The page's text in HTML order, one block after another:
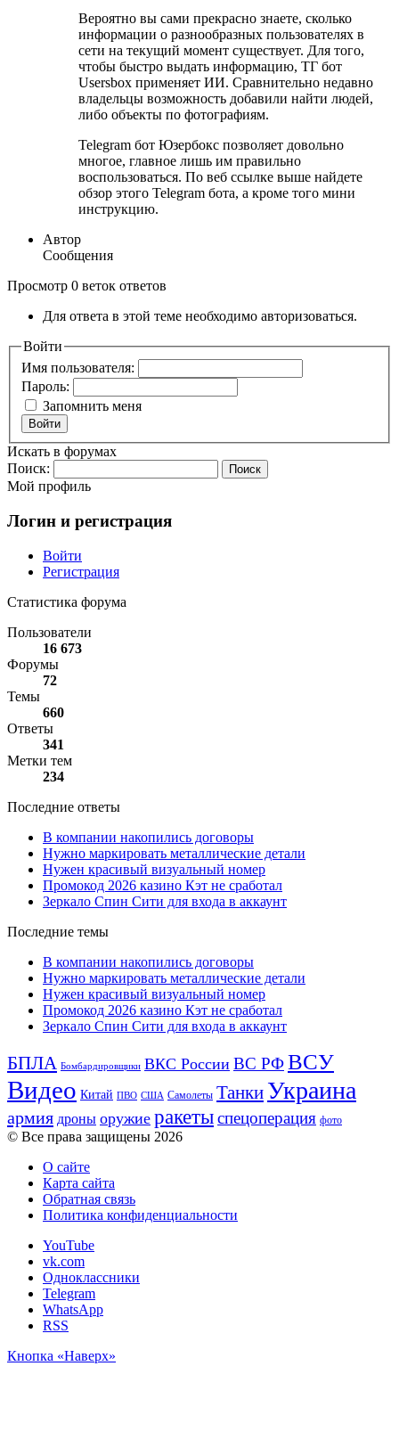
Вероятно вы сами прекрасно знаете, сколько
информации о разнообразных пользователях в
сети на текущий момент существует. Для того,
чтобы быстро выдать информацию, ТГ бот
Usersbox применяет ИИ. Сравнительно недавно
владельцы возможность добавили найти людей,
либо объекты по фотографиям.
Telegram бот Юзербокс позволяет довольно
многое, главное лишь им правильно
воспользоваться. По веб ссылке выше найдете
обзор этого Telegram бота, а кроме того мини
инструкцию.
Автор
Сообщения
Просмотр 0 веток ответов
Для ответа в этой теме необходимо авторизоваться.
Войти
Имя пользователя:
Пароль:
Запомнить меня
Войти
Искать в форумах
Поиск:
Мой профиль
Логин и регистрация
Войти
Регистрация
Статистика форума
Пользователи
16 673
Форумы
72
Темы
660
Ответы
341
Метки тем
234
Последние ответы
В компании накопились договоры
Нужно маркировать металлические детали
Нужен красивый визуальный номер
Промокод 2026 казино Кэт не сработал
Зеркало Спин Сити для входа в аккаунт
Последние темы
В компании накопились договоры
Нужно маркировать металлические детали
Нужен красивый визуальный номер
Промокод 2026 казино Кэт не сработал
Зеркало Спин Сити для входа в аккаунт
БПЛА Бомбардировщики ВКС России ВС РФВСУ
Видео Китай ПВО США Самолеты Танки Украина
армия дроны оружие ракетыспецоперация фото
© Все права защищены 2026
О сайте
Карта сайта
Обратная связь
Политика конфиденциальности
YouTube
vk.com
Одноклассники
Telegram
WhatsApp
RSS
Кнопка «Наверх»